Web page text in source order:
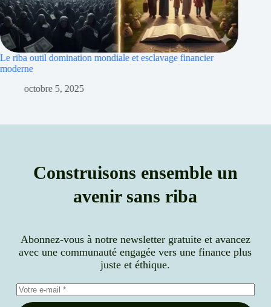
Riba et inflation : islamique pour protéger le patrimoine
Construisons ensemble un
avenir sans riba
Abonnez-vous à notre newsletter gratuite et avancez
avec une communauté engagée vers une finance plus
juste et éthique.